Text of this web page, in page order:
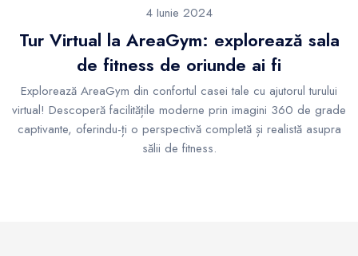
4 Iunie 2024
Tur Virtual la AreaGym: explorează sala
de fitness de oriunde ai fi
Explorează AreaGym din confortul casei tale cu ajutorul turului
virtual! Descoperă facilitățile moderne prin imagini 360 de grade
captivante, oferindu-ți o perspectivă completă și realistă asupra
sălii de fitness.